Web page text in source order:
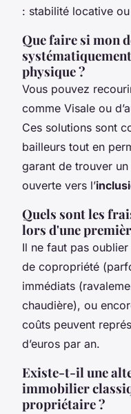
: stabilité locative
Que faire si mon
physique ?
Vous pouvez
comme Visale ou
Ces solutions sont
bailleurs tout en
garant de trouver un
ouverte vers l’
Quels sont les
lors d'une
Il ne faut pas
de copropriété
immédiats
chaudière), ou
coûts peuvent
d’euros par an.
Existe-t-il une
immobilier
propriétaire ?